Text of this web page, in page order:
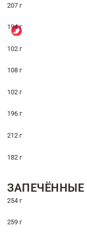
207 г
194 г
102 г
108 г
102 г
196 г
212 г
182 г
254 г
259 г